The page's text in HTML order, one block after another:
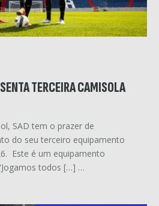
TERCEIRA CAMISOLA
SAD tem o prazer de
do seu terceiro equipamento
Este é um equipamento
todos […] …